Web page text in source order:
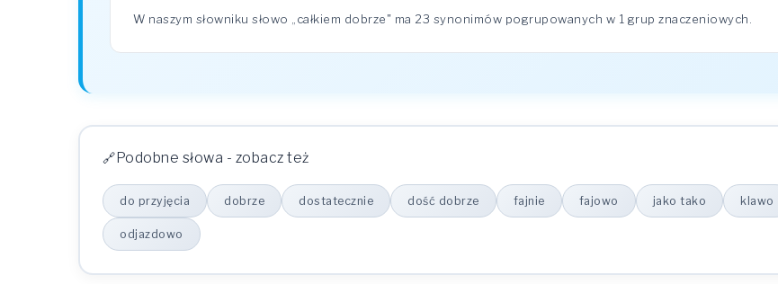
W naszym słowniku słowo „całkiem dobrze" ma 23 synonimów pogrupowanych w 1 grup znaczeniowych.
Podobne słowa - zobacz też
do przyjęcia dobrze dostatecznie dość dobrze fajnie fajowo jako tako klawo
odjazdowo